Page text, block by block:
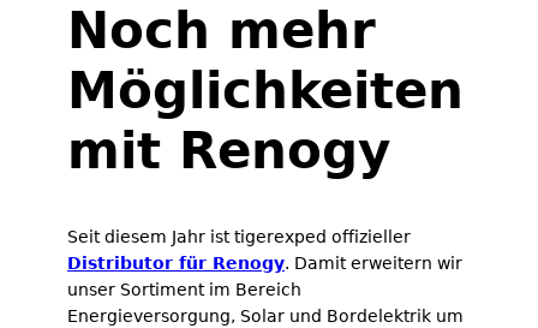
Noch mehr
Möglichkeiten
mit Renogy
Seit diesem Jahr ist tigerexped offizieller
Distributor für Renogy. Damit erweitern wir
unser Sortiment im Bereich
Energieversorgung, Solar und Bordelektrik um